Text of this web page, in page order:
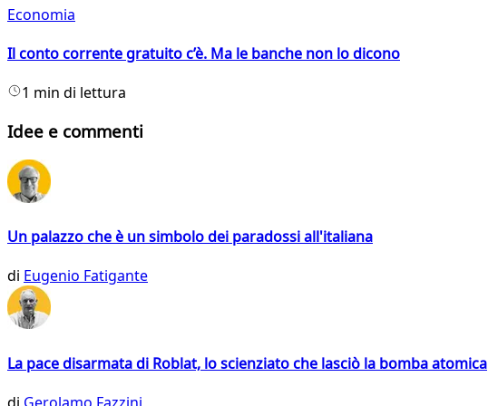
Economia
Il conto corrente gratuito c’è. Ma le banche non lo dicono
1 min di lettura
Idee e commenti
Un palazzo che è un simbolo dei paradossi all'italiana
di Eugenio Fatigante
La pace disarmata di Roblat, lo scienziato che lasciò la bomba atomica